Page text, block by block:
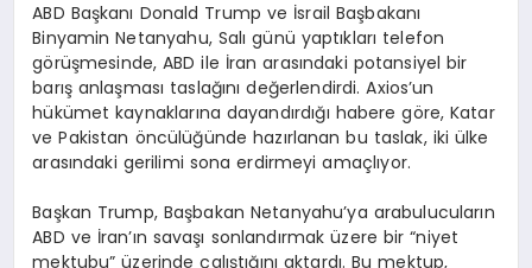
ABD Başkanı Donald Trump ve İsrail Başbakanı
Binyamin Netanyahu, Salı günü yaptıkları telefon
görüşmesinde, ABD ile İran arasındaki potansiyel bir
barış anlaşması taslağını değerlendirdi. Axios’un
hükümet kaynaklarına dayandırdığı habere göre, Katar
ve Pakistan öncülüğünde hazırlanan bu taslak, iki ülke
arasındaki gerilimi sona erdirmeyi amaçlıyor.
Başkan Trump, Başbakan Netanyahu’ya arabulucuların
ABD ve İran’ın savaşı sonlandırmak üzere bir “niyet
mektubu” üzerinde çalıştığını aktardı. Bu mektup,